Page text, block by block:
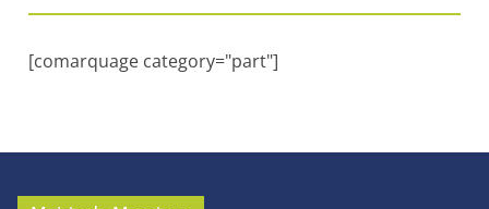
[comarquage category="part"]